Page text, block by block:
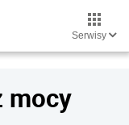
Serwisy
mocy